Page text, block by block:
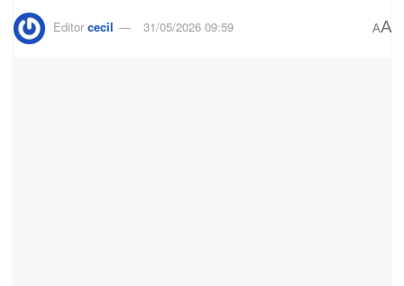
Editor cecil 31/05/2026 09:59 AA